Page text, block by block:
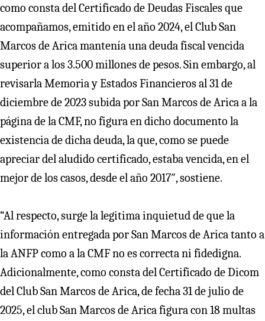
como consta del Certificado de Deudas Fiscales que
acompañamos, emitido en el año 2024, el Club San
Marcos de Arica mantenía una deuda fiscal vencida
superior a los 3.500 millones de pesos. Sin embargo, al
revisarla Memoria y Estados Financieros al 31 de
diciembre de 2023 subida por San Marcos de Arica a la
página de la CMF, no figura en dicho documento la
existencia de dicha deuda, la que, como se puede
apreciar del aludido certificado, estaba vencida, en el
mejor de los casos, desde el año 2017″, sostiene.
“Al respecto, surge la legitima inquietud de que la
información entregada por San Marcos de Arica tanto a
la ANFP como a la CMF no es correcta ni fidedigna.
Adicionalmente, como consta del Certificado de Dicom
del Club San Marcos de Arica, de fecha 31 de julio de
2025, el club San Marcos de Arica figura con 18 multas